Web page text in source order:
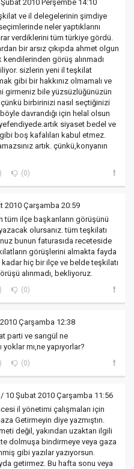
2010 Perşembe 14:10
ve il delegelerinin şimdiye
neler yaptıklarını
verdiklerini tüm türkiye gördü.
bir arsız çıkıpda ahmet olgun
görüş alınmadı
sizlerin yeni il teşkilat
gibi bir hakkınız olmamalı ve
girmeniz bile yüzsüzlüğünüzün
birbirinizi nasıl seçtiğinizi
davrandığı için helal olsun
siyaset bedel ve
boş kafalıları kabul etmez.
artık. çünkü,konyanın
(0)
2010 Çarşamba 20:59
tüm ilçe başkanların görüşünü
olursanız. tüm teşkilatı
bunun faturasıda receteside
görüşlerini almakta fayda
hiç bir ilçe ve belde teşkilatı
alınmadı, bekliyoruz.
(0)
Çarşamba 12:38
parti ve sarıgül ne
mı,ne yapıyorlar?
(0)
/ 10 Şubat 2010 Çarşamba 11:56
il yönetimi çalışmaları için
Getirmeyin diye yazmıştın.
değil, yakından uzaktan ilgili
dolmuşa bindirmeye veya gaza
gibi yazılar yazıyorsun.
getirmez. Bu hafta sonu veya